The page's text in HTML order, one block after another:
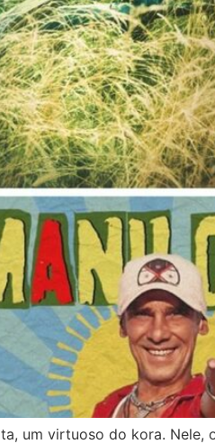
um virtuoso do kora.